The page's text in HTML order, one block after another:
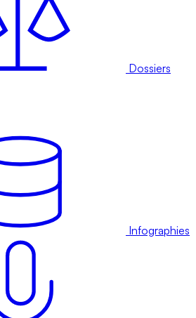
Dossiers
Infographies